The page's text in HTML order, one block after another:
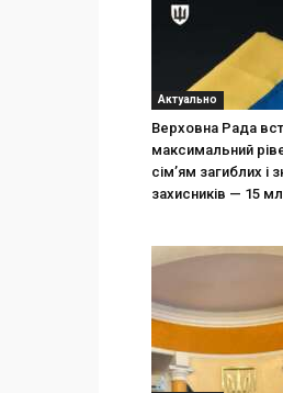
Актуально
Верховна Рада
максимальний
сім’ям загиблих і
захисників — 15